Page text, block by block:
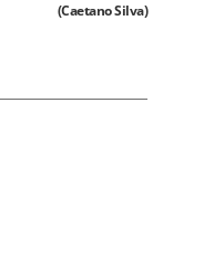
(Caetano Silva)